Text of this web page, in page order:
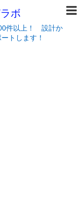
ボ
件以上！ 設計か
トします！